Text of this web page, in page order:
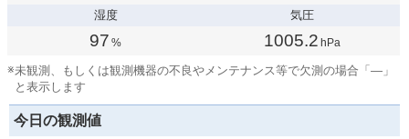
湿度
97 %
気圧
1005.2 hPa
※未観測、もしくは観測機器の不良やメンテナンス等で欠測の場合「—」
と表示します
今日の観測値